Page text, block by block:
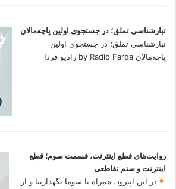
تبارشناسی تملق؛ در جستجوی اولین‌ پاچه‌مالان
تبارشناسی تملق؛ در جستجوی اولین‌
پاچه‌مالان by Radio Farda رادیو فردا
روایت‌های قطع اینترنت، قسمت سوم؛ قطع
اینترنت و ستم تقاطعی
در این اپیزود، همراه با سوما نگهدارنیا و از